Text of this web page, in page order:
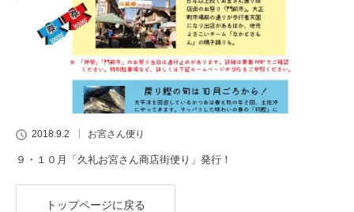
2018.9.2 お宮さん便り
９・１０月「久礼お宮さん商店街便り」発行！
トップページに戻る